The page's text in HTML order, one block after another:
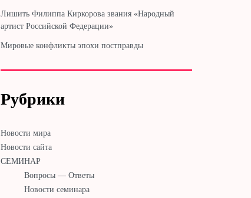
Лишить Филиппа Киркорова звания «Народный
артист Российской Федерации»
Мировые конфликты эпохи постправды
Рубрики
Новости мира
Новости сайта
СЕМИНАР
Вопросы — Ответы
Новости семинара